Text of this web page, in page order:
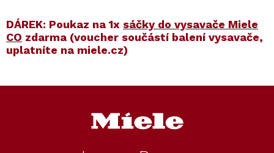
DÁREK: Poukaz na 1x sáčky do vysavače Miele
CO zdarma (voucher součástí balení vysavače,
uplatníte na miele.cz)